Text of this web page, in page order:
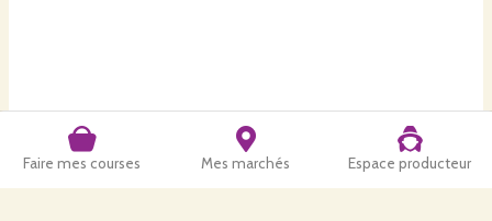
Faire mes courses Mes marchés Espace producteur